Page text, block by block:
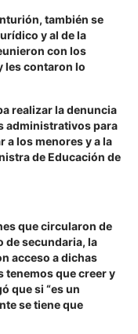
también se
y al de la
con los
les contaron lo
realizar la denuncia
administrativos para
a los menores y a la
de Educación de
que circularon de
de secundaria, la
acceso a dichas
tenemos que creer y
que si “es un
se tiene que